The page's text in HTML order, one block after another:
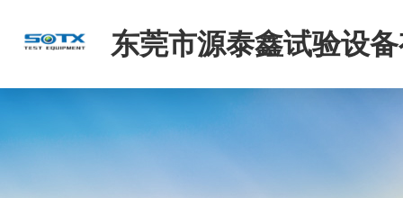
东莞市源泰鑫试验设
司